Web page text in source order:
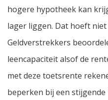
hogere hypotheek kan
lager liggen. Dat hoeft
Geldverstrekkers
leencapaciteit alsof de
met deze toetsrente
beperken bij een